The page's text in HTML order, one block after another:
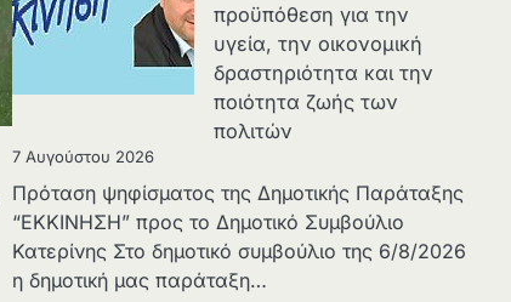
προϋπόθεση για την
υγεία, την οικονομική
δραστηριότητα και την
ποιότητα ζωής των
πολιτών
7 Αυγούστου 2026
Πρόταση ψηφίσματος της Δημοτικής Παράταξης
“ΕΚΚΙΝΗΣΗ” προς το Δημοτικό Συμβούλιο
Κατερίνης Στο δημοτικό συμβούλιο της 6/8/2026
η δημοτική μας παράταξη…